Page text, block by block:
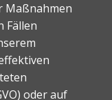
Maßnahmen
Fällen
oder auf